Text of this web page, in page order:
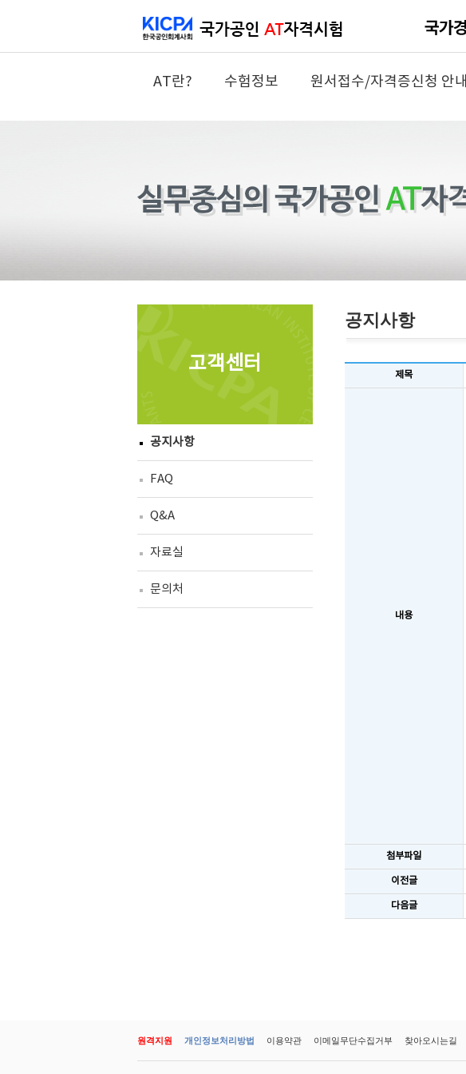
AT란? 수험정보 원서접수/자격증신청 안내
고객센터
공지사항
FAQ
Q&A
자료실
문의처
공지사항
제목
내용
첨부파일
이전글
다음글
원격지원 개인정보처리방법 이용약관 이메일무단수집거부 찾아오시는길